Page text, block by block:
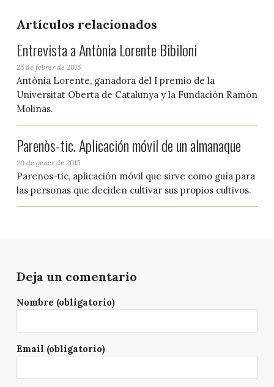
Artículos relacionados
Entrevista a Antònia Lorente Bibiloni
25 de febrer de 2015
Antònia Lorente, ganadora del I premio de la
Universitat Oberta de Catalunya y la Fundación Ramón
Molinas.
Parenòs-tic. Aplicación móvil de un almanaque
20 de gener de 2015
Parenos-tic, aplicación móvil que sirve como guía para
las personas que deciden cultivar sus propios cultivos.
Deja un comentario
Nombre (obligatorio)
Email (obligatorio)